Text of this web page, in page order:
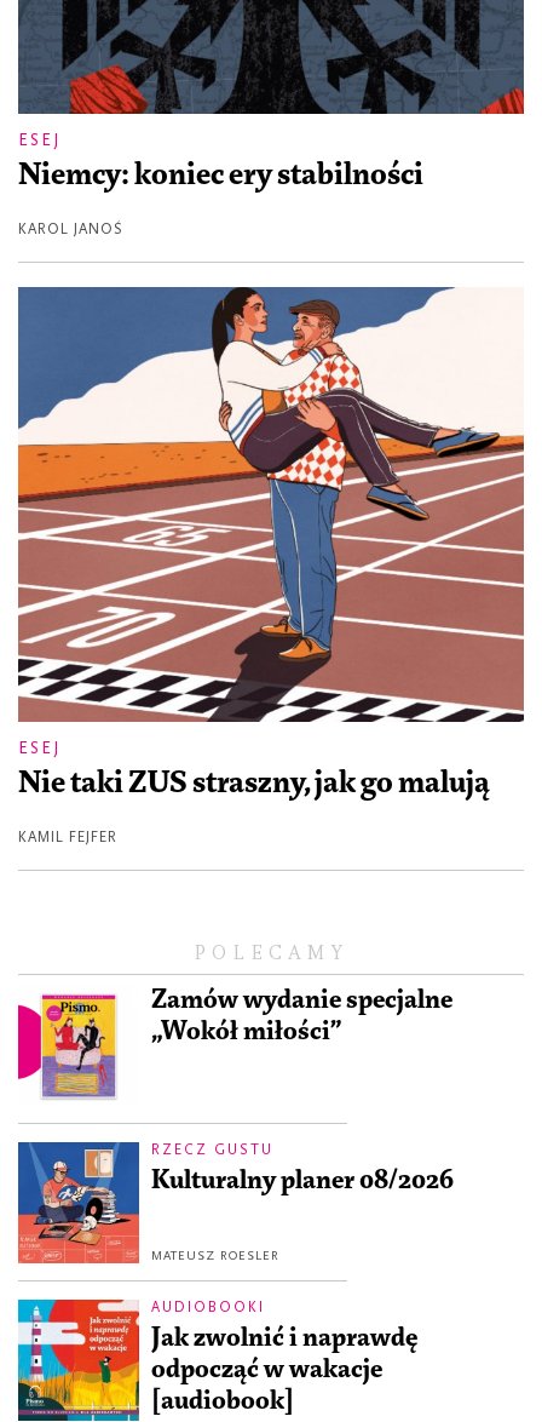
POLECAMY
Zamów wydanie specjalne
„Wokół miłości”
RZECZ GUSTU
Kulturalny planer 08/2026
MATEUSZ ROESLER
AUDIOBOOKI
Jak zwolnić i naprawdę
odpocząć w wakacje
[audiobook]
ESEJ
Niemcy: koniec ery stabilności
KAROL JANOŚ
ESEJ
Nie taki ZUS straszny, jak go malują
KAMIL FEJFER